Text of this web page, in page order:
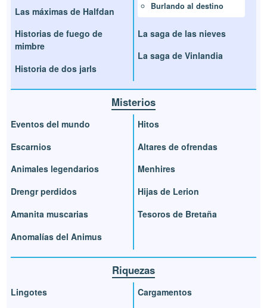
Las máximas de Halfdan
Historias de fuego de
mimbre
Historia de dos jarls
Burlando al destino
La saga de las nieves
La saga de Vinlandia
Misterios
Eventos del mundo
Escarnios
Animales legendarios
Drengr perdidos
Amanita muscarias
Anomalías del Animus
Hitos
Altares de ofrendas
Menhires
Hijas de Lerion
Tesoros de Bretaña
Riquezas
Lingotes
Cargamentos